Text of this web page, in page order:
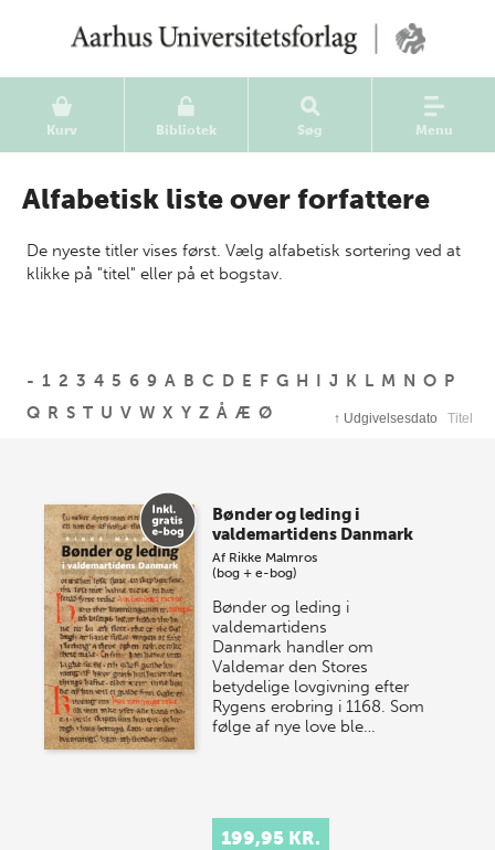
Kurv Bibliotek Søg Menu
Alfabetisk liste over forfattere
De nyeste titler vises først. Vælg alfabetisk sortering ved at
klikke på "titel" eller på et bogstav.
- 1 2 3 4 5 6 9 A B C D E F G H I J K L M N O P
Q R S T U V W X Y Z Å Æ Ø ↑ Udgivelsesdato Titel
Bønder og leding i
valdemartidens Danmark
Af Rikke Malmros
(bog + e-bog)
Bønder og leding i
valdemartidens
Danmark handler om
Valdemar den Stores
betydelige lovgivning efter
Rygens erobring i 1168. Som
følge af nye love ble…
199,95 KR.